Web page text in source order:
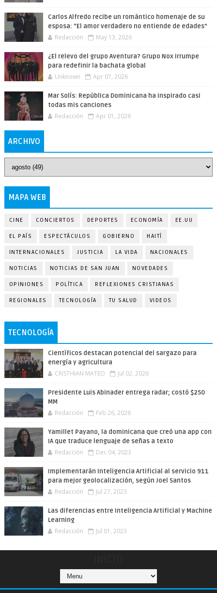
Carlos Alfredo recibe un romántico homenaje de su
esposa: “El amor verdadero no entiende de edades”
Redacción May 13, 2026
¿El relevo del grupo Aventura? Grupo Nox irrumpe
para redefinir la bachata global
Unknown Apr 07, 2026
Mar Solís: República Dominicana ha inspirado casi
todas mis canciones
Redacción Apr 01, 2026
ARCHIVO
MAPA WEB
CINE CONCIERTOS DEPORTES ECONOMÍA EE.UU
EL PAÍS ESPECTÁCULOS GOBIERNO HAITÍ
INTERNACIONALES JUSTICIA LA VIDA NACIONALES
NOTICIAS NOTICIAS DE SAN JUAN NOVEDADES
OPINIONES POLÍTICA REFLEXIONES CRISTIANAS
REGIONALES TECNOLOGÍA TU SALUD VIDEOS
TECNOLOGÍA
Científicos destacan potencial del sargazo para
energía y agricultura
CRISTHIAN MATEO Jul 02, 2026
Presidente Luis Abinader entrega radar; costó $250
MM
Redacción Feb 26, 2026
Yamillet Payano, la dominicana que creó una app con
IA que traduce lenguaje de señas a texto
Redacción Dec 04, 2023
Implementarán Inteligencia Artificial al servicio 911
para mejor geolocalización, según Joel Santos
Redacción Jul 27, 2023
Las diferencias entre Inteligencia Artificial y Machine
Learning
Redacción Jul 01, 2023